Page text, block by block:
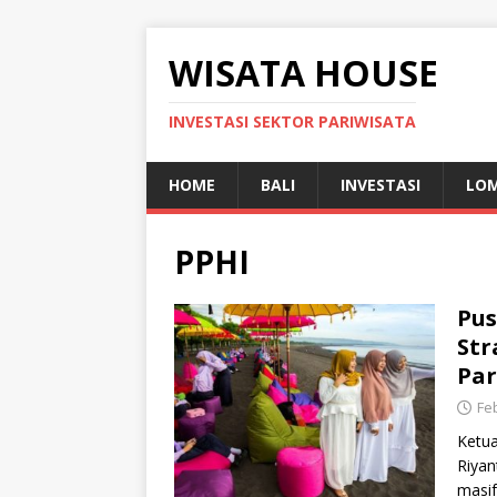
WISATA HOUSE
INVESTASI SEKTOR PARIWISATA
HOME BALI INVESTASI
PPHI